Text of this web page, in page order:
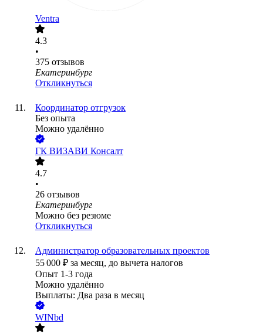
Ventra
4.3
•
375 отзывов
Екатеринбург
Откликнуться
Координатор отгрузок
Без опыта
Можно удалённо
ГК ВИЗАВИ Консалт
4.7
•
26 отзывов
Екатеринбург
Можно без резюме
Откликнуться
Администратор образовательных проектов
55 000 ₽ за месяц, до вычета налогов
Опыт 1-3 года
Можно удалённо
Выплаты: Два раза в месяц
WINbd